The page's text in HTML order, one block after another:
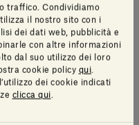
traffico. Condividiamo
il nostro sito con i
dei dati web, pubblicità e
con altre informazioni
dal suo utilizzo dei loro
cookie policy qui.
dei cookie indicati
clicca qui.